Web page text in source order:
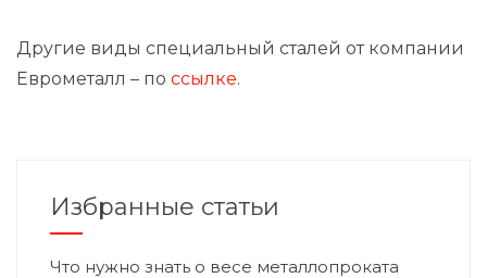
Другие виды специальный сталей от компании
Еврометалл – по ссылке.
Избранные статьи
Что нужно знать о весе металлопроката